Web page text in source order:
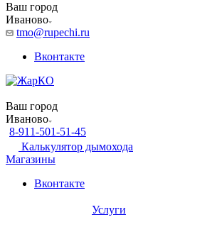
Ваш город
Иваново
tmo@rupechi.ru
Вконтакте
Ваш город
Иваново
8-911-501-51-45
Калькулятор дымохода
Магазины
Вконтакте
Услуги